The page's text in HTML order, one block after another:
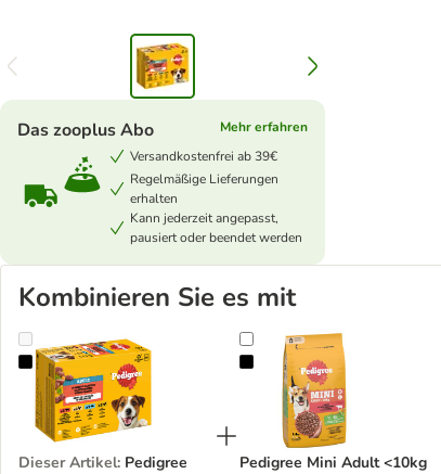
Das zooplus Abo
Mehr erfahren
Versandkostenfrei ab 39€
Regelmäßige Lieferungen
erhalten
Kann jederzeit angepasst,
pausiert oder beendet werden
Kombinieren Sie es mit
Pedigree Adult Frischebeutel Multipack
Dieser Artikel: Pedigree
Pedigree Mini Adult <10kg
Pedigree Mini Adult <10kg